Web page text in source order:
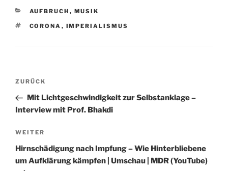
KATEGORIEN
AUFBRUCH , MUSIK
SCHLAGWÖRTER
CORONA , IMPERIALISMUS
Beitragsnavigation
Vorheriger
Beitrag
ZURÜCK
Mit Lichtgeschwindigkeit zur Selbstanklage –
Interview mit Prof. Bhakdi
Nächster
Beitrag
WEITER
Hirnschädigung nach Impfung – Wie Hinterbliebene
um Aufklärung kämpfen | Umschau | MDR (YouTube)